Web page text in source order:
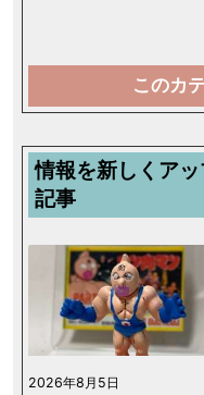
このカ
情報を新しくア
記事
2026年8月5日